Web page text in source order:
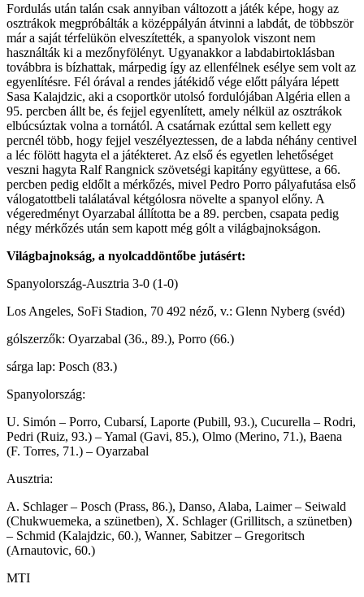
Fordulás után talán csak annyiban változott a játék képe, hogy az
osztrákok megpróbálták a középpályán átvinni a labdát, de többször
már a saját térfelükön elveszítették, a spanyolok viszont nem
használták ki a mezőnyfölényt. Ugyanakkor a labdabirtoklásban
továbbra is bízhattak, márpedig így az ellenfélnek esélye sem volt az
egyenlítésre. Fél órával a rendes játékidő vége előtt pályára lépett
Sasa Kalajdzic, aki a csoportkör utolsó fordulójában Algéria ellen a
95. percben állt be, és fejjel egyenlített, amely nélkül az osztrákok
elbúcsúztak volna a tornától. A csatárnak ezúttal sem kellett egy
percnél több, hogy fejjel veszélyeztessen, de a labda néhány centivel
a léc fölött hagyta el a játékteret. Az első és egyetlen lehetőséget
veszni hagyta Ralf Rangnick szövetségi kapitány együttese, a 66.
percben pedig eldőlt a mérkőzés, mivel Pedro Porro pályafutása első
válogatottbeli találatával kétgólosra növelte a spanyol előny. A
végeredményt Oyarzabal állította be a 89. percben, csapata pedig
négy mérkőzés után sem kapott még gólt a világbajnokságon.
Világbajnokság, a nyolcaddöntőbe jutásért:
Spanyolország-Ausztria 3-0 (1-0)
Los Angeles, SoFi Stadion, 70 492 néző, v.: Glenn Nyberg (svéd)
gólszerzők: Oyarzabal (36., 89.), Porro (66.)
sárga lap: Posch (83.)
Spanyolország:
U. Simón – Porro, Cubarsí, Laporte (Pubill, 93.), Cucurella – Rodri,
Pedri (Ruiz, 93.) – Yamal (Gavi, 85.), Olmo (Merino, 71.), Baena
(F. Torres, 71.) – Oyarzabal
Ausztria:
A. Schlager – Posch (Prass, 86.), Danso, Alaba, Laimer – Seiwald
(Chukwuemeka, a szünetben), X. Schlager (Grillitsch, a szünetben)
– Schmid (Kalajdzic, 60.), Wanner, Sabitzer – Gregoritsch
(Arnautovic, 60.)
MTI